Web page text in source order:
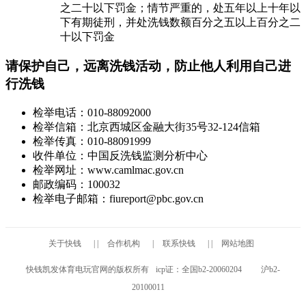
之二十以下罚金；情节严重的，处五年以上十年以
下有期徒刑，并处洗钱数额百分之五以上百分之二
十以下罚金
请保护自己，远离洗钱活动，防止他人利用自己进
行洗钱
检举电话：010-88092000
检举信箱：北京西城区金融大街35号32-124信箱
检举传真：010-88091999
收件单位：中国反洗钱监测分析中心
检举网址：www.camlmac.gov.cn
邮政编码：100032
检举电子邮箱： fiureport@pbc.gov.cn
关于快钱 | | 合作机构 | 联系快钱 | | 网站地图
快钱凯发体育电玩官网的版权所有 icp证：全国b2-20060204
沪b2-
20100011